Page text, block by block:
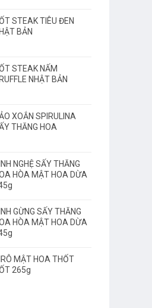
STEAK TIÊU ĐEN
BẢN
STEAK NẤM
NHẬT BẢN
XOẮN SPIRULINA
THĂNG HOA
NGHỆ SẤY THĂNG
HÒA MẬT HOA DỪA
GỪNG SẤY THĂNG
HÒA MẬT HOA DỪA
MẬT HOA THỐT
265g